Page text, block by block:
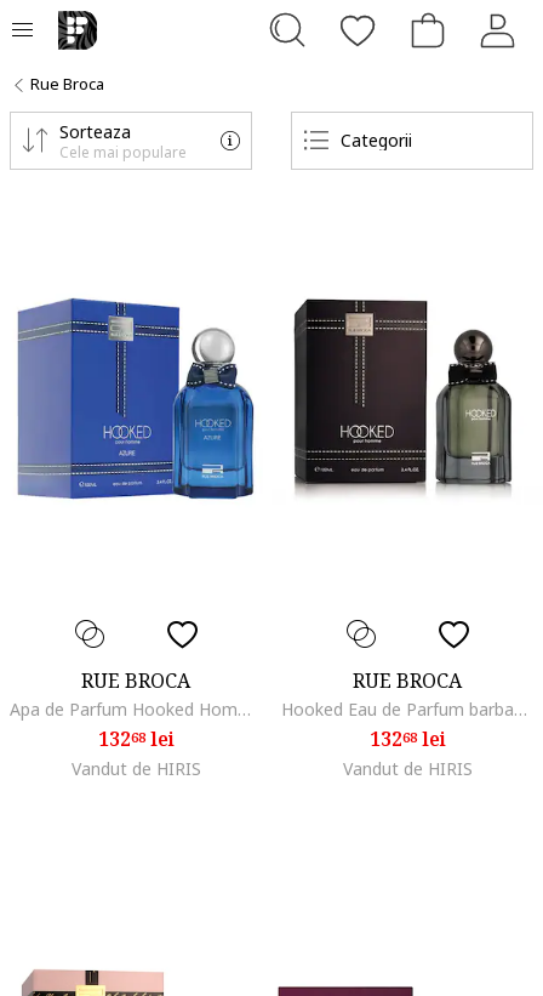
Rue Broca
Categorii
Sorteaza
Cele mai populare
RUE BROCA
Apa de Parfum Hooked Homme Azure, Barbati, 100 ml
13268lei
Vandut de HIRIS
RUE BROCA
Hooked Eau de Parfum barbati 100 ml
13268lei
Vandut de HIRIS